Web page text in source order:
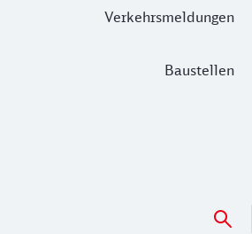
Verkehrsmeldungen
Baustellen